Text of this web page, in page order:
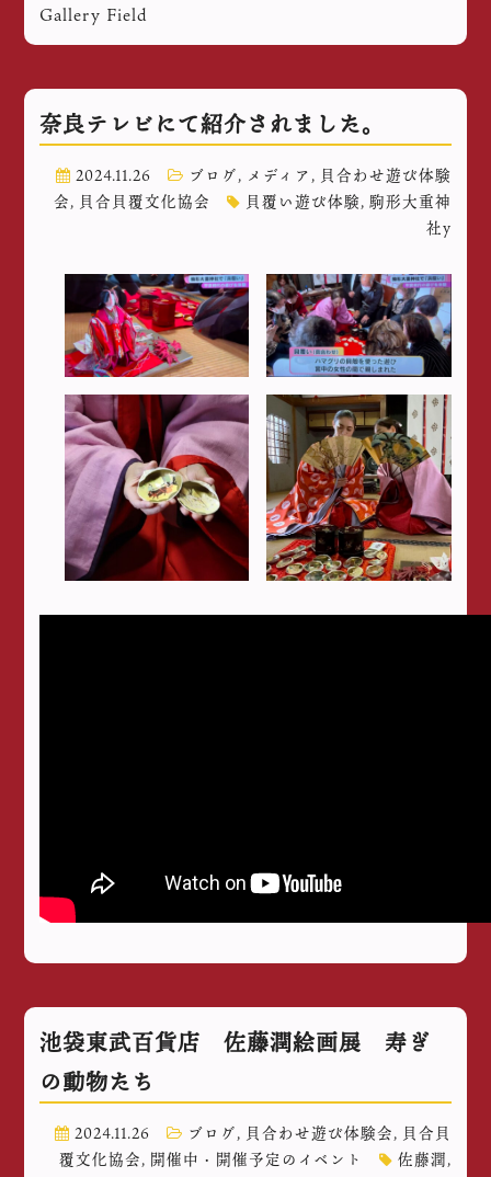
Gallery Field
奈良テレビにて紹介されました。
2024.11.26 ブログ, メディア , 貝合わせ遊び体験
会, 貝合貝覆文化協会 貝覆い遊び体験, 駒形大重神
社y
池袋東武百貨店 佐藤潤絵画展 寿ぎ
の動物たち
2024.11.26 ブログ, 貝合わせ遊び体験会, 貝合貝
覆文化協会, 開催中・開催予定のイベント 佐藤潤,